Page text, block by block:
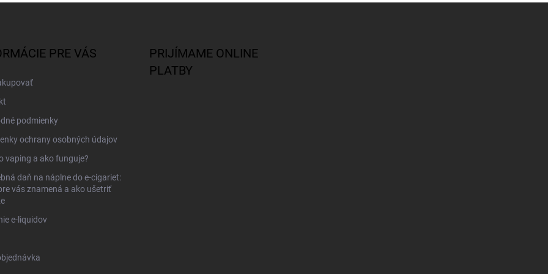
PRE VÁS
podmienky
ochrany osobných údajov
vaping a ako funguje?
daň na náplne do e-cigariet:
vás znamená a ako ušetriť
e-liquidov
PRIJÍMAME ONLINE
PLATBY